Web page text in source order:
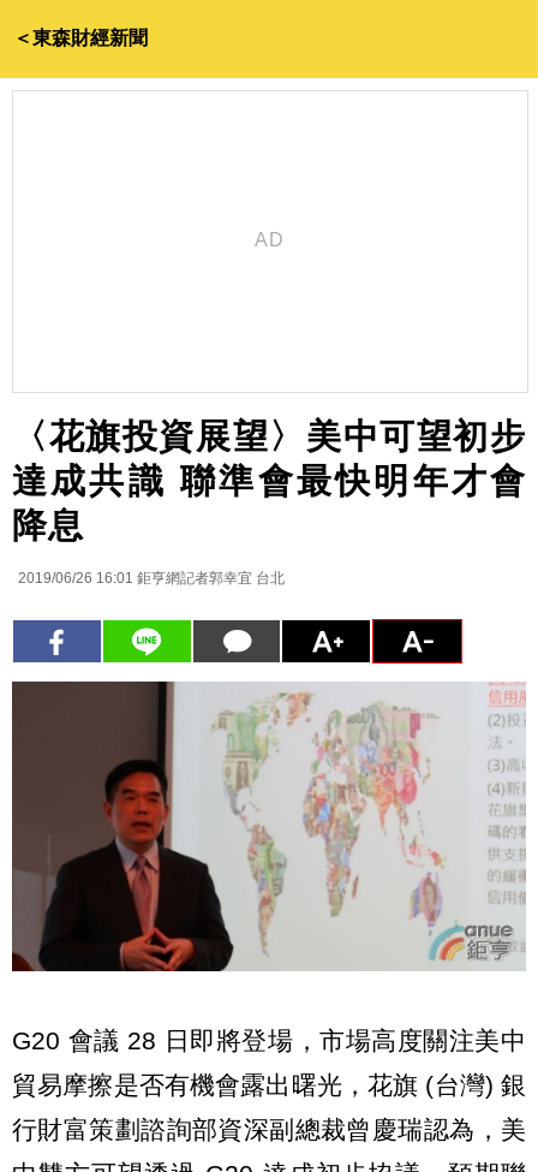
＜東森財經新聞
〈花旗投資展望〉美中可望初步
達成共識 聯準會最快明年才會
降息
2019/06/26 16:01 鉅亨網記者郭幸宜 台北
G20 會議 28 日即將登場，市場高度關注美中
貿易摩擦是否有機會露出曙光，花旗 (台灣) 銀
行財富策劃諮詢部資深副總裁曾慶瑞認為，美